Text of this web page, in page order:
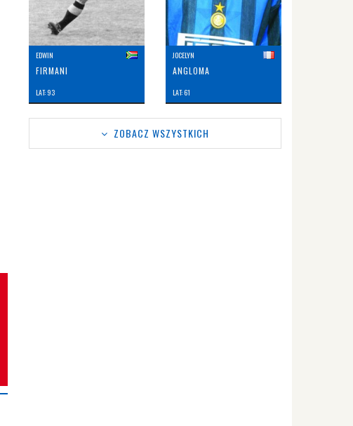
EDWIN
FIRMANI
LAT: 93
JOCELYN
ANGLOMA
LAT: 61
ZOBACZ WSZYSTKICH